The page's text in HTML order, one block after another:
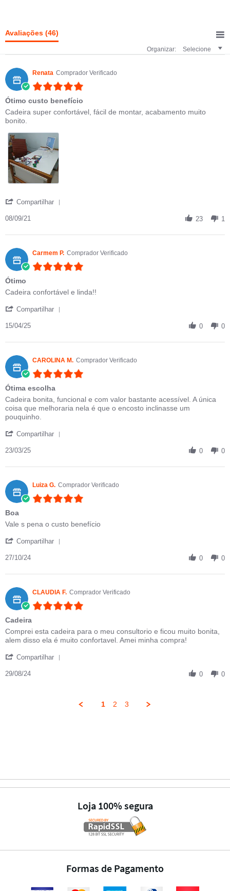
Avaliações (46)
Organizar: Selecione
Renata Comprador Verificado
Ótimo custo benefício
Review by Renata on 8 Sep 2021
review stating Ótimo custo benefício
Cadeira super confortável, fácil de montar, acabamento muito
bonito.
Compartilhar
08/09/21 23 1
Carmem P. Comprador Verificado
Ótimo
Review by Carmem P. on 15 Apr 2025
review stating Ótimo
Cadeira confortável e linda!!
Compartilhar
15/04/25 0 0
CAROLINA M. Comprador Verificado
Ótima escolha
Review by CAROLINA M. on 23 Mar 2025
review stating Ótima escolha
Cadeira bonita, funcional e com valor bastante acessível. A única
coisa que melhoraria nela é que o encosto inclinasse um
pouquinho.
Compartilhar
23/03/25 0 0
Luiza G. Comprador Verificado
Boa
Review by Luiza G. on 27 Oct 2024
review stating Boa
Vale s pena o custo benefício
Compartilhar
27/10/24 0 0
CLAUDIA F. Comprador Verificado
Cadeira
Review by CLAUDIA F. on 29 Aug 2024
review stating Cadeira
Comprei esta cadeira para o meu consultorio e ficou muito bonita,
alem disso ela é muito confortavel. Amei minha compra!
Compartilhar
29/08/24 0 0
1 2 3